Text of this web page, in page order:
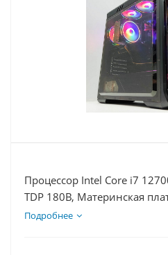
Процессор Intel Core i7
TDP 180В, Материнская
WIFI D5, Видеокарта RTX
Подробнее